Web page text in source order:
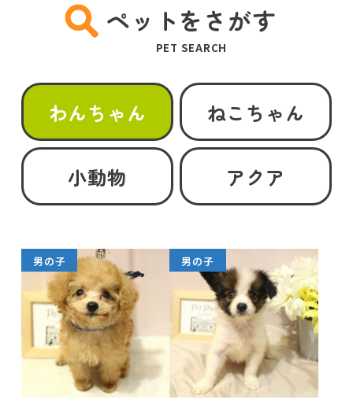
ペットをさがす
PET SEARCH
わんちゃん ねこちゃん
小動物 アクア
男の子 男の子